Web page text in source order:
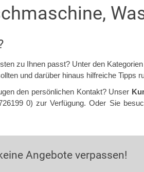
zu Ihnen passt? Unter den
und darüber hinaus hilfreiche Tipps
den persönlichen Kontakt? Unser
0) zur Verfügung. Oder Sie
Angebote verpassen!